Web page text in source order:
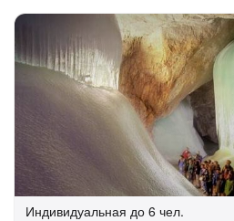
Индивидуальная до 6 чел.